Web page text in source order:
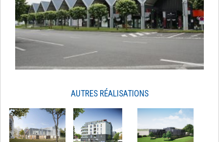
AUTRES RÉALISATIONS